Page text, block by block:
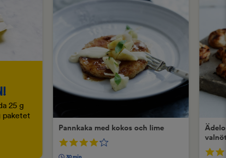
25 g
paketet
Pannkaka med kokos och lime